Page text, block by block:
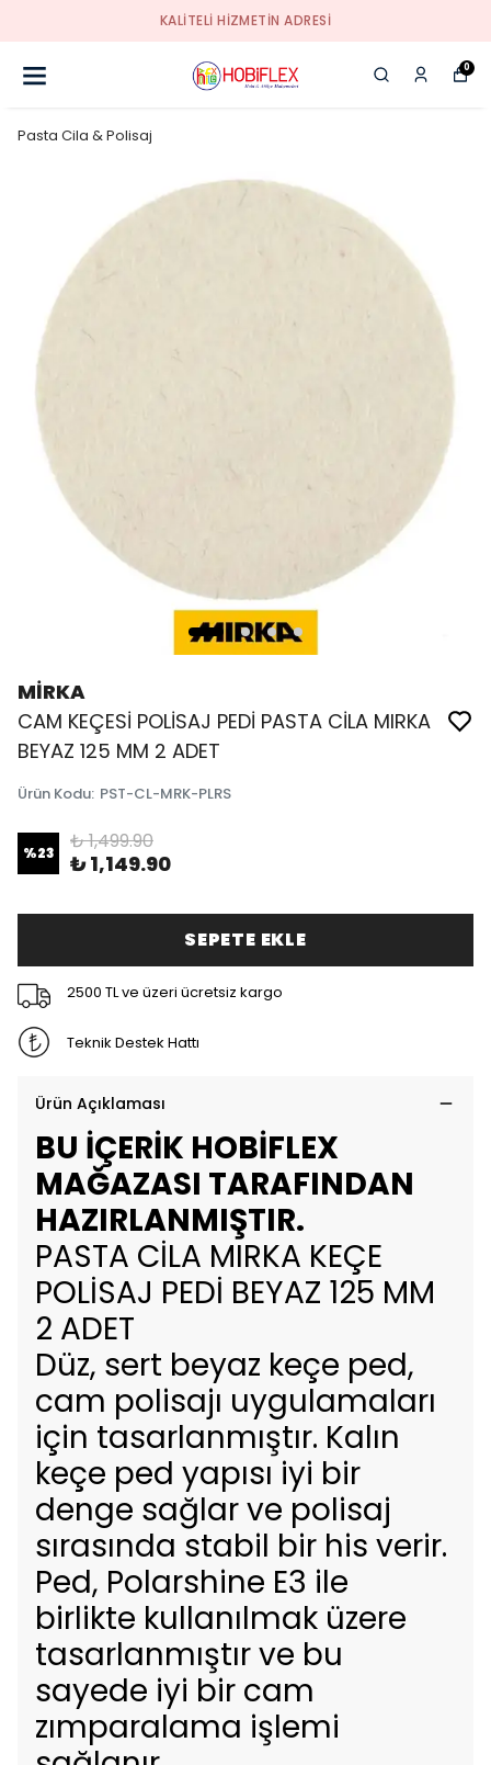
KALİTELİ HİZMETİN ADRESİ
0
Pasta Cila & Polisaj
MİRKA
CAM KEÇESİ POLİSAJ PEDİ PASTA CİLA MIRKA
BEYAZ 125 MM 2 ADET
Ürün Kodu: PST-CL-MRK-PLRS
%23 ₺ 1,499.90
₺ 1,149.90
SEPETE EKLE
2500 TL ve üzeri ücretsiz kargo
Teknik Destek Hattı
Ürün Açıklaması
BU İÇERİK HOBİFLEX
MAĞAZASI TARAFINDAN
HAZIRLANMIŞTIR.
PASTA CİLA MIRKA KEÇE
POLİSAJ PEDİ BEYAZ 125 MM
2 ADET
Düz, sert beyaz keçe ped,
cam polisajı uygulamaları
için tasarlanmıştır. Kalın
keçe ped yapısı iyi bir
denge sağlar ve polisaj
sırasında stabil bir his verir.
Ped, Polarshine E3 ile
birlikte kullanılmak üzere
tasarlanmıştır ve bu
sayede iyi bir cam
zımparalama işlemi